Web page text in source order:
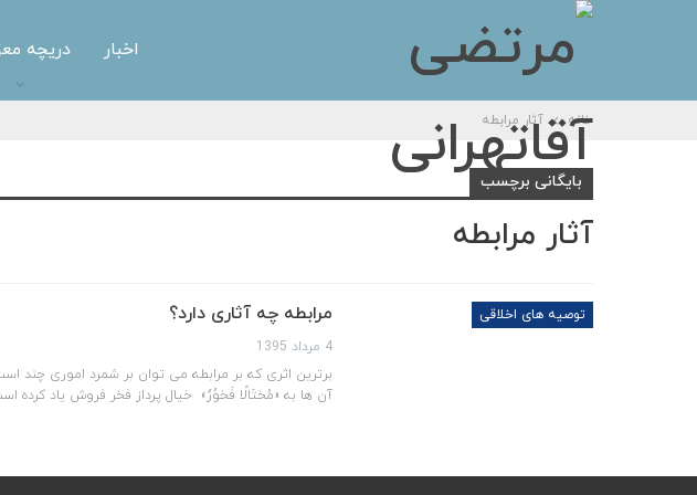
اخبار دریچه
خانه آثار مرابطه
بایگانی برچسب
آثار مرابطه
توصیه های اخلاقی مرابطه چه آثاری دارد؟
4 مرداد 1395
برترین اثری که بر مرابطه می توان بر شمرد اموری چند
آن ها به «مُختَالًا فَخوُرٌ» خیال پرداز فخر فروش یاد کرده